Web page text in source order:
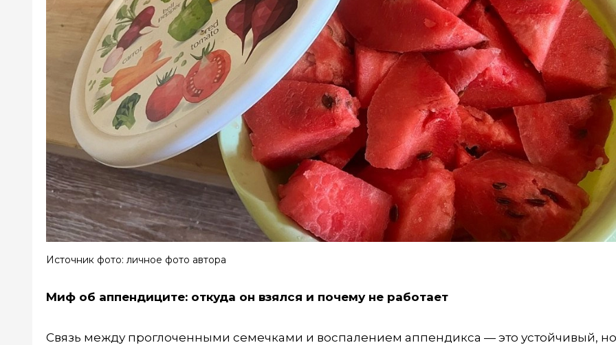
Источник фото: личное фото автора
Миф об аппендиците: откуда он взялся и почему не работает
Связь между проглоченными семечками и воспалением аппендикса — это устойчивый, но